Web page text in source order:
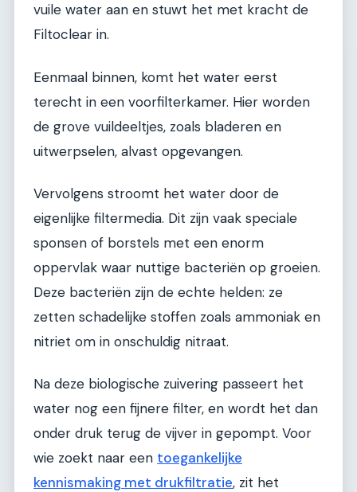
vuile water aan en stuwt het met kracht de
Filtoclear in.
Eenmaal binnen, komt het water eerst
terecht in een voorfilterkamer. Hier worden
de grove vuildeeltjes, zoals bladeren en
uitwerpselen, alvast opgevangen.
Vervolgens stroomt het water door de
eigenlijke filtermedia. Dit zijn vaak speciale
sponsen of borstels met een enorm
oppervlak waar nuttige bacteriën op groeien.
Deze bacteriën zijn de echte helden: ze
zetten schadelijke stoffen zoals ammoniak en
nitriet om in onschuldig nitraat.
Na deze biologische zuivering passeert het
water nog een fijnere filter, en wordt het dan
onder druk terug de vijver in gepompt. Voor
wie zoekt naar een toegankelijke
kennismaking met drukfiltratie, zit het